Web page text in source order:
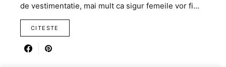
de vestimentatie, mai mult ca sigur femeile vor fi…
CITESTE